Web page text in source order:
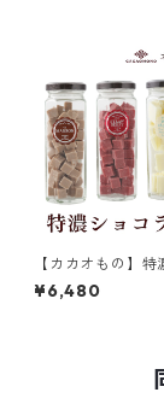
【カカオもの】特
4種セット いちご
抹茶味 北海道ピュ
¥6,480